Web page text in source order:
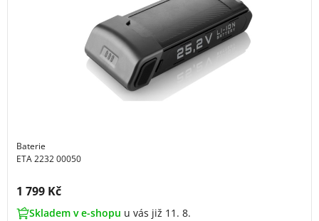
Baterie
ETA 2232 00050
Cena s DPH:
1 799 Kč
Skladem v e-shopu u vás již 11. 8.